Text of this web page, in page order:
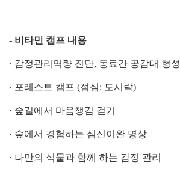
- 비타민 캠프 내용
· 감정관리역량 진단, 동료간 공감대 형성
· 포레스트 캠프 (점심: 도시락)
· 숲길에서 마음챙김 걷기
· 숲에서 경험하는 심신이완 명상
· 나만의 식물과 함께 하는 감정 관리